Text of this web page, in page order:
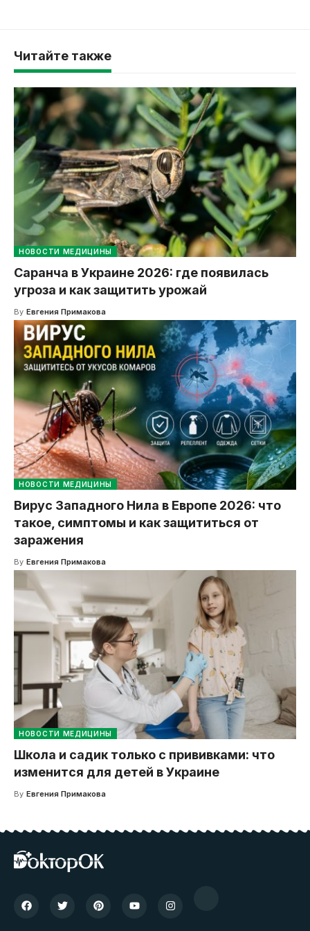
Читайте также
НОВОСТИ МЕДИЦИНЫ
Саранча в Украине 2026: где появилась
угроза и как защитить урожай
By Евгения Примакова
НОВОСТИ МЕДИЦИНЫ
Вирус Западного Нила в Европе 2026: что
такое, симптомы и как защититься от
заражения
By Евгения Примакова
НОВОСТИ МЕДИЦИНЫ
Школа и садик только с прививками: что
изменится для детей в Украине
By Евгения Примакова